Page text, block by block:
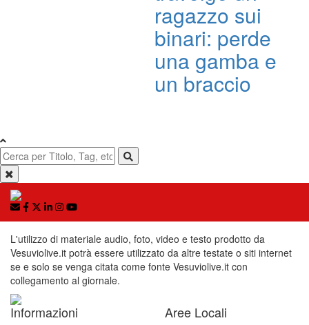
ragazzo sui
binari: perde
una gamba e
un braccio
L'utilizzo di materiale audio, foto, video e testo prodotto da
Vesuviolive.it potrà essere utilizzato da altre testate o siti internet
se e solo se venga citata come fonte Vesuviolive.it con
collegamento al giornale.
Informazioni Aree Locali